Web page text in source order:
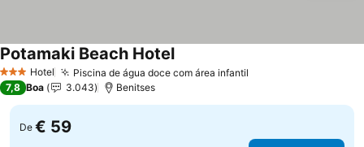
3 EstrelasHotel Piscina de água doce com área infantil
Potamaki Beach Hotel
7,8 Boa 3.043 Benitses
De € 59